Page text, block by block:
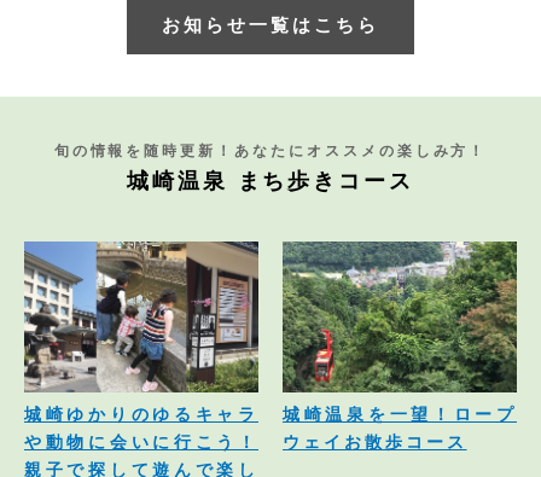
お知らせ一覧はこちら
旬の情報を随時更新！あなたにオススメの楽しみ方！
城崎温泉 まち歩きコース
城崎ゆかりのゆるキャラ
や動物に会いに行こう！
親子で探して遊んで楽し
城崎温泉を一望！ロープ
ウェイお散歩コース